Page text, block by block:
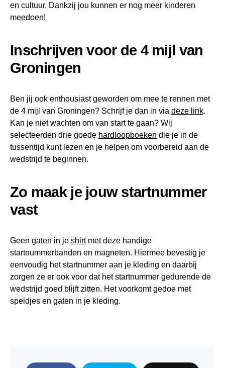
en cultuur. Dankzij jou kunnen er nog meer kinderen
meedoen!
Inschrijven voor de 4 mijl van
Groningen
Ben jij ook enthousiast geworden om mee te rennen met
de 4 mijl van Groningen? Schrijf je dan in via deze link.
Kan je niet wachten om van start te gaan? Wij
selecteerden drie goede hardloopboeken die je in de
tussentijd kunt lezen en je helpen om voorbereid aan de
wedstrijd te beginnen.
Zo maak je jouw startnummer
vast
Geen gaten in je shirtmet deze handige
startnummerbanden en magneten. Hiermee bevestig je
eenvoudig het startnummer aan je kleding en daarbij
zorgen ze er ook voor dat het startnummer gedurende de
wedstrijd goed blijft zitten. Het voorkomt gedoe met
speldjes en gaten in je kleding.